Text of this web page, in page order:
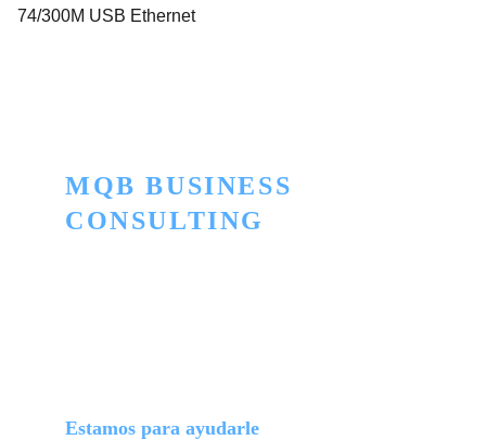
74/300M USB Ethernet
MQB BUSINESS
CONSULTING
Estamos para ayudarle